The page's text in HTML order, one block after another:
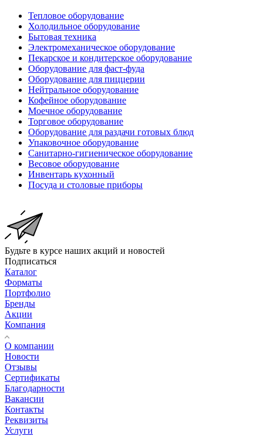
Тепловое оборудование
Холодильное оборудование
Бытовая техника
Электромеханическое оборудование
Пекарское и кондитерское оборудование
Оборудование для фаст-фуда
Оборудование для пиццерии
Нейтральное оборудование
Кофейное оборудование
Моечное оборудование
Торговое оборудование
Оборудование для раздачи готовых блюд
Упаковочное оборудование
Санитарно-гигиеническое оборудование
Весовое оборудование
Инвентарь кухонный
Посуда и столовые приборы
Будьте в курсе наших акций и новостей
Подписаться
Каталог
Форматы
Портфолио
Бренды
Акции
Компания
О компании
Новости
Отзывы
Сертификаты
Благодарности
Вакансии
Контакты
Реквизиты
Услуги